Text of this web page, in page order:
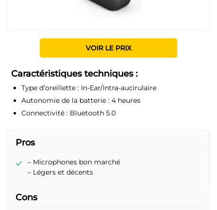
VOIR LE PRIX
Caractéristiques techniques :
Type d’oreillette : In-Ear/Intra-aucirulaire
Autonomie de la batterie : 4 heures
Connectivité : Bluetooth 5.0
Pros
– Microphones bon marché
– Légers et décents
Cons